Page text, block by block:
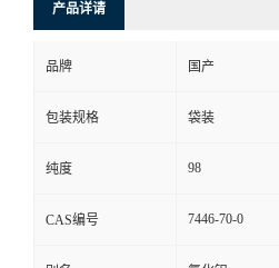
产品详请
品牌 国产
包装规格 袋装
纯度 98
CAS编号 7446-70-0